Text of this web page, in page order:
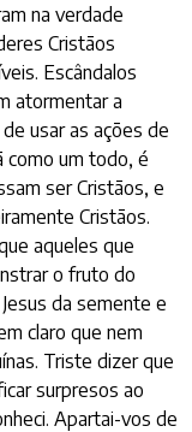
na verdade
Cristãos
Escândalos
atormentar a
usar as ações de
como um todo, é
ser Cristãos, e
Cristãos.
aqueles que
o fruto do
da semente e
claro que nem
Triste dizer que
surpresos ao
Apartai-vos de